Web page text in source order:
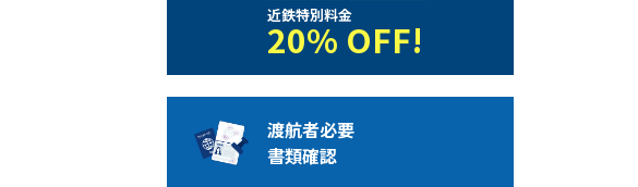
近鉄特別料金
20% OFF!
渡航者必要
書類確認